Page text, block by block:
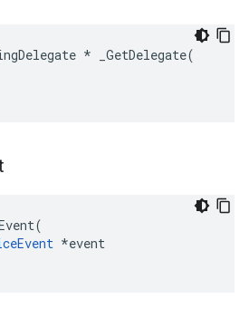
* _GetDelegate(
(
*event